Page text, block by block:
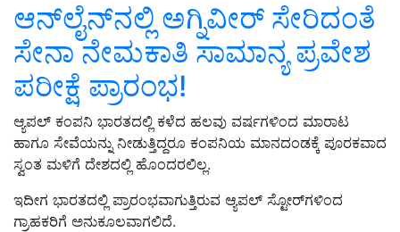
ಆನ್‌ಲೈನ್‌ನಲ್ಲಿ ಅಗ್ನಿವೀರ್ ಸೇರಿದಂತೆ
ಸೇನಾ ನೇಮಕಾತಿ ಸಾಮಾನ್ಯ ಪ್ರವೇಶ
ಪರೀಕ್ಷೆ ಪ್ರಾರಂಭ!
ಆ್ಯಪಲ್ ಕಂಪನಿ ಭಾರತದಲ್ಲಿ ಕಳೆದ ಹಲವು ವರ್ಷಗಳಿಂದ ಮಾರಾಟ
ಹಾಗೂ ಸೇವೆಯನ್ನು ನೀಡುತ್ತಿದ್ದರೂ ಕಂಪನಿಯ ಮಾನದಂಡಕ್ಕೆ ಪೂರಕವಾದ
ಸ್ವಂತ ಮಳಿಗೆ ದೇಶದಲ್ಲಿ ಹೊಂದರಲಿಲ್ಲ.
ಇದೀಗ ಭಾರತದಲ್ಲಿ ಪ್ರಾರಂಭವಾಗುತ್ತಿರುವ ಆ್ಯಪಲ್ ಸ್ಟೋರ್‌ಗಳಿಂದ
ಗ್ರಾಹಕರಿಗೆ ಅನುಕೂಲವಾಗಲಿದೆ.